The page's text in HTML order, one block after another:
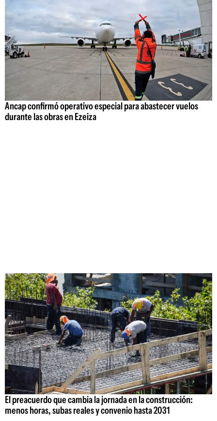
Ancap confirmó operativo especial para abastecer vuelos
durante las obras en Ezeiza
El preacuerdo que cambia la jornada en la construcción:
menos horas, subas reales y convenio hasta 2031